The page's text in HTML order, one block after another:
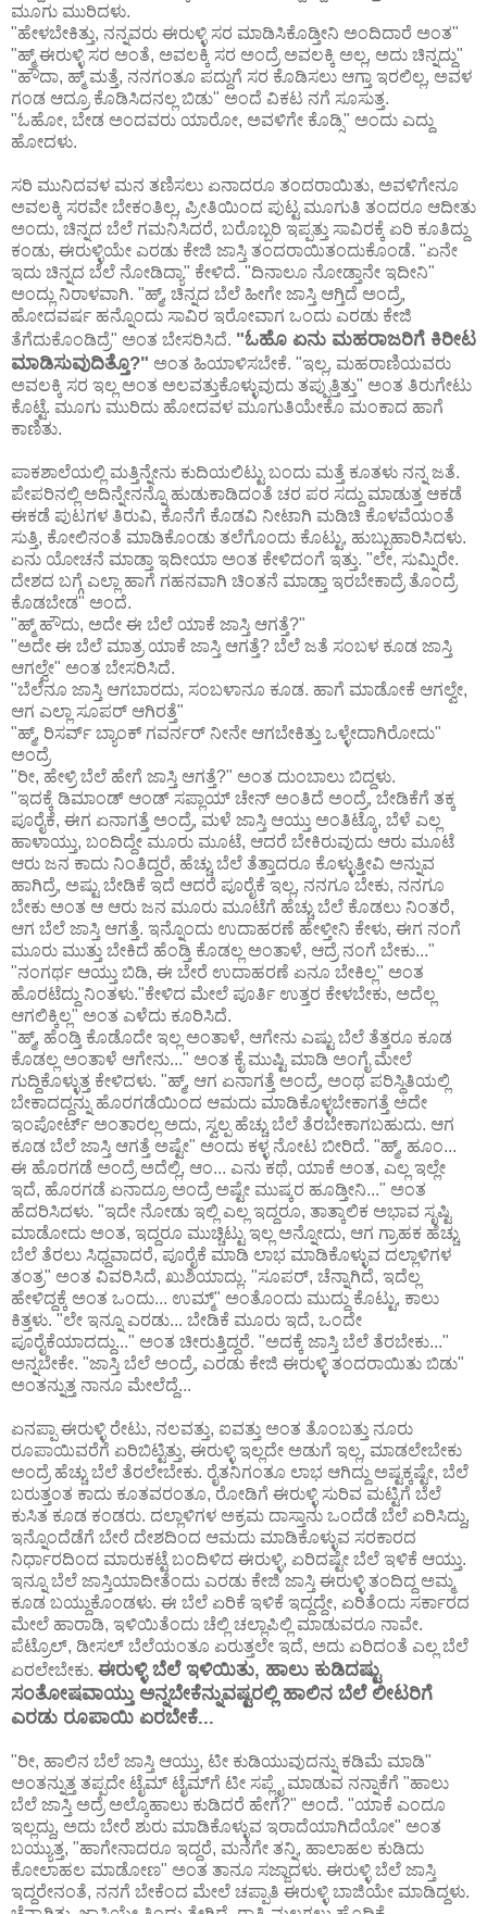
ಮೂಗು ಮುರಿದಳು.
"ಹೇಳಬೇಕಿತ್ತು, ನನ್ನವರು ಈರುಳ್ಳಿ ಸರ ಮಾಡಿಸಿಕೊಡ್ತೀನಿ ಅಂದಿದಾರೆ ಅಂತ"
"ಹ್ಮ್ ಈರುಳ್ಳಿ ಸರ ಅಂತೆ, ಅವಲಕ್ಕಿ ಸರ ಅಂದ್ರೆ ಅವಲಕ್ಕಿ ಅಲ್ಲ, ಅದು ಚಿನ್ನದ್ದು"
"ಹೌದಾ, ಹ್ಮ್ ಮತ್ತೆ, ನನಗಂತೂ ಪದ್ದುಗೆ ಸರ ಕೊಡಿಸಲು ಆಗ್ತಾ ಇರಲಿಲ್ಲ, ಅವಳ
ಗಂಡ ಆದ್ರೂ ಕೊಡಿಸಿದನಲ್ಲ ಬಿಡು" ಅಂದೆ ವಿಕಟ ನಗೆ ಸೂಸುತ್ತ.
"ಓಹೋ, ಬೇಡ ಅಂದವರು ಯಾರೋ, ಅವಳಿಗೇ ಕೊಡ್ಸಿ" ಅಂದು ಎದ್ದು
ಹೋದಳು.
ಸರಿ ಮುನಿದವಳ ಮನ ತಣಿಸಲು ಏನಾದರೂ ತಂದರಾಯಿತು, ಅವಳಿಗೇನೂ
ಅವಲಕ್ಕಿ ಸರವೇ ಬೇಕಂತಿಲ್ಲ, ಪ್ರೀತಿಯಿಂದ ಪುಟ್ಟ ಮೂಗುತಿ ತಂದರೂ ಆದೀತು
ಅಂದು, ಚಿನ್ನದ ಬೆಲೆ ಗಮನಿಸಿದರೆ, ಬರೊಬ್ಬರಿ ಇಪ್ಪತ್ತು ಸಾವಿರಕ್ಕೆ ಏರಿ ಕೂತಿದ್ದು
ಕಂಡು, ಈರುಳ್ಳಿಯೇ ಎರಡು ಕೇಜಿ ಜಾಸ್ತಿ ತಂದರಾಯಿತಂದುಕೊಂಡೆ. "ಏನೇ
ಇದು ಚಿನ್ನದ ಬೆಲೆ ನೋಡಿದ್ಯಾ" ಕೇಳಿದೆ. "ದಿನಾಲೂ ನೋಡ್ತಾನೇ ಇದೀನಿ"
ಅಂದ್ಲು ನಿರಾಳವಾಗಿ. "ಹ್ಮ್, ಚಿನ್ನದ ಬೆಲೆ ಹೀಗೇ ಜಾಸ್ತಿ ಆಗ್ತಿದೆ ಅಂದ್ರೆ,
ಹೋದವರ್ಷ ಹನ್ನೊಂದು ಸಾವಿರ ಇರೋವಾಗ ಒಂದು ಎರಡು ಕೇಜಿ
ತೆಗೆದುಕೊಂಡಿದ್ರೆ" ಅಂತ ಬೇಸರಿಸಿದೆ. "ಓಹೊ ಏನು ಮಹರಾಜರಿಗೆ ಕಿರೀಟ
ಮಾಡಿಸುವುದಿತ್ತೊ?" ಅಂತ ಹಿಯಾಳಿಸಬೇಕೆ. "ಇಲ್ಲ, ಮಹರಾಣಿಯವರು
ಅವಲಕ್ಕಿ ಸರ ಇಲ್ಲ ಅಂತ ಅಲವತ್ತುಕೊಳ್ಳುವುದು ತಪ್ಪುತ್ತಿತ್ತು" ಅಂತ ತಿರುಗೇಟು
ಕೊಟ್ಟೆ. ಮೂಗು ಮುರಿದು ಹೋದವಳ ಮೂಗುತಿಯೇಕೊ ಮಂಕಾದ ಹಾಗೆ
ಕಾಣಿತು.
ಪಾಕಶಾಲೆಯಲ್ಲಿ ಮತ್ತಿನ್ನೇನು ಕುದಿಯಲಿಟ್ಟು ಬಂದು ಮತ್ತೆ ಕೂತಳು ನನ್ನ ಜತೆ.
ಪೇಪರಿನಲ್ಲಿ ಅದಿನ್ನೇನನ್ನೊ ಹುಡುಕಾಡಿದಂತೆ ಚರ ಪರ ಸದ್ದು ಮಾಡುತ್ತ ಆಕಡೆ
ಈಕಡೆ ಪುಟಗಳ ತಿರುವಿ, ಕೊನೆಗೆ ಕೊಡವಿ ನೀಟಾಗಿ ಮಡಿಚಿ ಕೊಳವೆಯಂತೆ
ಸುತ್ತಿ, ಕೋಲಿನಂತೆ ಮಾಡಿಕೊಂಡು ತಲೆಗೊಂದು ಕೊಟ್ಟು, ಹುಬ್ಬುಹಾರಿಸಿದಳು.
ಏನು ಯೋಚನೆ ಮಾಡ್ತಾ ಇದೀಯಾ ಅಂತ ಕೇಳಿದಂಗೆ ಇತ್ತು. "ಲೇ, ಸುಮ್ನಿರೇ.
ದೇಶದ ಬಗ್ಗೆ ಎಲ್ಲಾ ಹಾಗೆ ಗಹನವಾಗಿ ಚಿಂತನೆ ಮಾಡ್ತಾ ಇರಬೇಕಾದ್ರೆ ತೊಂದ್ರೆ
ಕೊಡಬೇಡ" ಅಂದೆ.
"ಹ್ಮ್ ಹೌದು, ಅದೇ ಈ ಬೆಲೆ ಯಾಕೆ ಜಾಸ್ತಿ ಆಗತ್ತೆ?"
"ಅದೇ ಈ ಬೆಲೆ ಮಾತ್ರ ಯಾಕೆ ಜಾಸ್ತಿ ಆಗತ್ತೆ? ಬೆಲೆ ಜತೆ ಸಂಬಳ ಕೂಡ ಜಾಸ್ತಿ
ಆಗಲ್ವೇ" ಅಂತ ಬೇಸರಿಸಿದೆ.
"ಬೆಲೆನೂ ಜಾಸ್ತಿ ಆಗಬಾರದು, ಸಂಬಳಾನೂ ಕೂಡ. ಹಾಗೆ ಮಾಡೋಕೆ ಆಗಲ್ವೇ,
ಆಗ ಎಲ್ಲಾ ಸೂಪರ್ ಆಗಿರತ್ತೆ"
"ಹ್ಮ್, ರಿಸರ್ವ್ ಬ್ಯಾಂಕ್ ಗವರ್ನರ್ ನೀನೇ ಆಗಬೇಕಿತ್ತು ಒಳ್ಳೇದಾಗಿರೋದು"
ಅಂದ್ರೆ
"ರೀ, ಹೇಳ್ರಿ ಬೆಲೆ ಹೇಗೆ ಜಾಸ್ತಿ ಆಗತ್ತೆ?" ಅಂತ ದುಂಬಾಲು ಬಿದ್ದಳು.
"ಇದಕ್ಕೆ ಡಿಮಾಂಡ್ ಆಂಡ್ ಸಪ್ಲಾಯ್ ಚೇನ್ ಅಂತಿದೆ ಅಂದ್ರೆ, ಬೇಡಿಕೆಗೆ ತಕ್ಕ
ಪೂರೈಕೆ, ಈಗ ಏನಾಗತ್ತೆ ಅಂದ್ರೆ, ಮಳೆ ಜಾಸ್ತಿ ಆಯ್ತು ಅಂತಿಟ್ಕೊ, ಬೆಳೆ ಎಲ್ಲ
ಹಾಳಾಯ್ತು, ಬಂದಿದ್ದೇ ಮೂರು ಮೂಟೆ, ಆದರೆ ಬೇಕಿರುವುದು ಆರು ಮೂಟೆ
ಆರು ಜನ ಕಾದು ನಿಂತಿದ್ದರೆ, ಹೆಚ್ಚು ಬೆಲೆ ತೆತ್ತಾದರೂ ಕೊಳ್ಳುತ್ತೀವಿ ಅನ್ನುವ
ಹಾಗಿದ್ರೆ, ಅಷ್ಟು ಬೇಡಿಕೆ ಇದೆ ಆದರೆ ಪೂರೈಕೆ ಇಲ್ಲ, ನನಗೂ ಬೇಕು, ನನಗೂ
ಬೇಕು ಅಂತ ಆ ಆರು ಜನ ಮೂರು ಮೂಟೆಗೆ ಹೆಚ್ಚು ಬೆಲೆ ಕೊಡಲು ನಿಂತರೆ,
ಆಗ ಬೆಲೆ ಜಾಸ್ತಿ ಆಗತ್ತೆ. ಇನ್ನೊಂದು ಉದಾಹರಣೆ ಹೇಳ್ತೀನಿ ಕೇಳು, ಈಗ ನಂಗೆ
ಮೂರು ಮುತ್ತು ಬೇಕಿದೆ ಹೆಂಡ್ತಿ ಕೊಡಲ್ಲ ಅಂತಾಳೆ, ಆದ್ರೆ ನಂಗೆ ಬೇಕು..."
"ನಂಗರ್ಥ ಆಯ್ತು ಬಿಡಿ, ಈ ಬೇರೆ ಉದಾಹರಣೆ ಏನೂ ಬೇಕಿಲ್ಲ" ಅಂತ
ಹೊರಟೆದ್ದು ನಿಂತಳು."ಕೇಳಿದ ಮೇಲೆ ಪೂರ್ತಿ ಉತ್ತರ ಕೇಳಬೇಕು, ಅದೆಲ್ಲ
ಆಗಲಿಕ್ಕಿಲ್ಲ" ಅಂತ ಎಳೆದು ಕೂರಿಸಿದೆ.
"ಹ್ಮ್, ಹೆಂಡ್ತಿ ಕೊಡೊದೇ ಇಲ್ಲ ಅಂತಾಳೆ, ಆಗೇನು ಎಷ್ಟು ಬೆಲೆ ತೆತ್ತರೂ ಕೂಡ
ಕೊಡಲ್ಲ ಅಂತಾಳೆ ಆಗೇನು..." ಅಂತ ಕೈ ಮುಷ್ಟಿ ಮಾಡಿ ಅಂಗೈ ಮೇಲೆ
ಗುದ್ದಿಕೊಳ್ಳುತ್ತ ಕೇಳಿದಳು. "ಹ್ಮ್, ಆಗ ಏನಾಗತ್ತೆ ಅಂದ್ರೆ, ಅಂಥ ಪರಿಸ್ಥಿತಿಯಲ್ಲಿ
ಬೇಕಾದದ್ದನ್ನು ಹೊರಗಡೆಯಿಂದ ಆಮದು ಮಾಡಿಕೊಳ್ಳಬೇಕಾಗತ್ತೆ ಅದೇ
ಇಂಪೋರ್ಟ್ ಅಂತಾರಲ್ಲ ಅದು, ಸ್ವಲ್ಪ ಹೆಚ್ಚು ಬೆಲೆ ತೆರಬೇಕಾಗಬಹುದು. ಆಗ
ಕೂಡ ಬೆಲೆ ಜಾಸ್ತಿ ಆಗತ್ತೆ ಅಷ್ಟೇ" ಅಂದು ಕಳ್ಳ ನೋಟ ಬೀರಿದೆ. "ಹ್ಮ್, ಹೂಂ...
ಈ ಹೊರಗಡೆ ಅಂದ್ರೆ ಅದೆಲ್ಲಿ, ಆಂ... ಎನು ಕಥೆ, ಯಾಕೆ ಅಂತ, ಎಲ್ಲ ಇಲ್ಲೇ
ಇದೆ, ಹೊರಗಡೆ ಏನಾದ್ರೂ ಅಂದ್ರೆ ಅಷ್ಟೇ ಮುಷ್ಕರ ಹೂಡ್ತೀನಿ..." ಅಂತ
ಹೆದರಿಸಿದಳು. "ಇದೇ ನೋಡು ಇಲ್ಲಿ ಎಲ್ಲ ಇದ್ದರೂ, ತಾತ್ಕಾಲಿಕ ಅಭಾವ ಸೃಷ್ಟಿ
ಮಾಡೋದು ಅಂತ, ಇದ್ದರೂ ಮುಚ್ಚಿಟ್ಟು ಇಲ್ಲ ಅನ್ನೋದು, ಆಗ ಗ್ರಾಹಕ ಹೆಚ್ಚು
ಬೆಲೆ ತೆರಲು ಸಿಧ್ದವಾದರೆ, ಪೂರೈಕೆ ಮಾಡಿ ಲಾಭ ಮಾಡಿಕೊಳ್ಳುವ ದಲ್ಲಾಳಿಗಳ
ತಂತ್ರ" ಅಂತ ವಿವರಿಸಿದೆ, ಖುಶಿಯಾದ್ಲು. "ಸೂಪರ್, ಚೆನ್ನಾಗಿದೆ, ಇದೆಲ್ಲ
ಹೇಳಿದ್ದಕ್ಕೆ ಅಂತ ಒಂದು... ಉಮ್ಮ್" ಅಂತೊಂದು ಮುದ್ದು ಕೊಟ್ಟು, ಕಾಲು
ಕಿತ್ತಳು. "ಲೇ ಇನ್ನೂ ಎರಡು... ಬೇಡಿಕೆ ಮೂರು ಇದೆ, ಒಂದೇ
ಪೂರೈಕೆಯಾದದ್ದು..." ಅಂತ ಚೀರುತ್ತಿದ್ದರೆ. "ಅದಕ್ಕೆ ಜಾಸ್ತಿ ಬೆಲೆ ತೆರಬೇಕು..."
ಅನ್ನಬೇಕೇ. "ಜಾಸ್ತಿ ಬೆಲೆ ಅಂದ್ರೆ, ಎರಡು ಕೇಜಿ ಈರುಳ್ಳಿ ತಂದರಾಯಿತು ಬಿಡು"
ಅಂತನ್ನುತ್ತ ನಾನೂ ಮೇಲೆದ್ದೆ...
ಏನಪ್ಪಾ ಈರುಳ್ಳಿ ರೇಟು, ನಲವತ್ತು, ಐವತ್ತು ಅಂತ ತೊಂಬತ್ತು ನೂರು
ರೂಪಾಯಿವರೆಗೆ ಏರಿಬಿಟ್ಟಿತ್ತು, ಈರುಳ್ಳಿ ಇಲ್ಲದೇ ಅಡುಗೆ ಇಲ್ಲ, ಮಾಡಲೇಬೇಕು
ಅಂದ್ರೆ ಹೆಚ್ಚು ಬೆಲೆ ತೆರಲೇಬೇಕು. ರೈತನಿಗಂತೂ ಲಾಭ ಆಗಿದ್ದು ಅಷ್ಟಕ್ಕಷ್ಟೇ, ಬೆಲೆ
ಬರುತ್ತಂತ ಕಾದು ಕೂತವರಂತೂ, ರೋಡಿಗೆ ಈರುಳ್ಳಿ ಸುರಿವ ಮಟ್ಟಿಗೆ ಬೆಲೆ
ಕುಸಿತ ಕೂಡ ಕಂಡರು. ದಲ್ಲಾಳಿಗಳ ಅಕ್ರಮ ದಾಸ್ತಾನು ಒಂದೆಡೆ ಬೆಲೆ ಏರಿಸಿದ್ದು,
ಇನ್ನೊಂದೆಡೆಗೆ ಬೇರೆ ದೇಶದಿಂದ ಆಮದು ಮಾಡಿಕೊಳ್ಳುವ ಸರಕಾರದ
ನಿರ್ಧಾರದಿಂದ ಮಾರುಕಟ್ಟೆ ಬಂದಿಳಿದ ಈರುಳ್ಳಿ, ಏರಿದಷ್ಟೇ ಬೆಲೆ ಇಳಿಕೆ ಆಯ್ತು.
ಇನ್ನೂ ಬೆಲೆ ಜಾಸ್ತಿಯಾದೀತೆಂದು ಎರಡು ಕೇಜಿ ಜಾಸ್ತಿ ಈರುಳ್ಳಿ ತಂದಿದ್ದ ಅಮ್ಮ
ಕೂಡ ಬಯ್ದುಕೊಂಡಳು. ಈ ಬೆಲೆ ಏರಿಕೆ ಇಳಿಕೆ ಇದ್ದದ್ದೇ, ಏರಿತೆಂದು ಸರ್ಕಾರದ
ಮೇಲೆ ಹಾರಾಡಿ, ಇಳಿಯಿತೆಂದು ಚೆಲ್ಲಿ ಚಲ್ಲಾಪಿಲ್ಲಿ ಮಾಡುವರೂ ನಾವೇ.
ಪೆಟ್ರೊಲ್, ಡೀಸಲ್ ಬೆಲೆಯಂತೂ ಏರುತ್ತಲೇ ಇದೆ, ಅದು ಏರಿದಂತೆ ಎಲ್ಲ ಬೆಲೆ
ಏರಲೇಬೇಕು. ಈರುಳ್ಳಿ ಬೆಲೆ ಇಳಿಯಿತು, ಹಾಲು ಕುಡಿದಷ್ಟು
ಸಂತೋಷವಾಯ್ತು ಅನ್ನಬೇಕೆನ್ನುವಷ್ಟರಲ್ಲಿ ಹಾಲಿನ ಬೆಲೆ ಲೀಟರಿಗೆ
ಎರಡು ರೂಪಾಯಿ ಏರಬೇಕೆ...
"ರೀ, ಹಾಲಿನ ಬೆಲೆ ಜಾಸ್ತಿ ಆಯ್ತು, ಟೀ ಕುಡಿಯುವುದನ್ನು ಕಡಿಮೆ ಮಾಡಿ"
ಅಂತನ್ನುತ್ತ ತಪ್ಪದೇ ಟೈಮ್ ಟೈಮ್‌ಗೆ ಟೀ ಸಪ್ಲೈ ಮಾಡುವ ನನ್ನಾಕೆಗೆ "ಹಾಲು
ಬೆಲೆ ಜಾಸ್ತಿ ಅದ್ರೆ ಅಲ್ಕೊಹಾಲು ಕುಡಿದರೆ ಹೇಗೆ?" ಅಂದೆ. "ಯಾಕೆ ಎಂದೂ
ಇಲ್ಲದ್ದು, ಅದು ಬೇರೆ ಶುರು ಮಾಡಿಕೊಳ್ಳುವ ಇರಾದೆಯಾಗಿದೆಯೋ" ಅಂತ
ಬಯ್ಯುತ್ತ, "ಹಾಗೇನಾದರೂ ಇದ್ದರೆ, ಮನೆಗೇ ತನ್ನಿ, ಹಾಲಾಹಲ ಕುಡಿದು
ಕೋಲಾಹಲ ಮಾಡೋಣ" ಅಂತ ತಾನೂ ಸಜ್ಜಾದಳು. ಈರುಳ್ಳಿ ಬೆಲೆ ಜಾಸ್ತಿ
ಇದ್ದರೇನಂತೆ, ನನಗೆ ಬೇಕೆಂದ ಮೇಲೆ ಚಪ್ಪಾತಿ ಈರುಳ್ಳಿ ಬಾಜಿಯೇ ಮಾಡಿದ್ದಳು.